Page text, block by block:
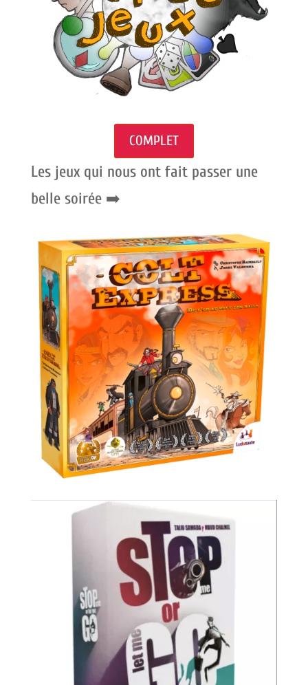
COMPLET
Les jeux qui nous ont fait passer une
belle soirée ➡️